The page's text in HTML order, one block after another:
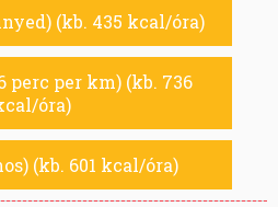
(kb. 435 kcal/óra)
perc per km) (kb. 736
óra)
(kb. 601 kcal/óra)